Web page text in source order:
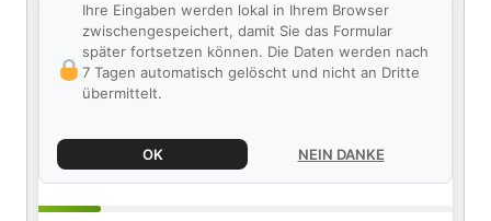
Ihre Eingaben werden lokal in Ihrem Browser
zwischengespeichert, damit Sie das Formular
später fortsetzen können. Die Daten werden nach
7 Tagen automatisch gelöscht und nicht an Dritte
übermittelt.
OK NEIN DANKE